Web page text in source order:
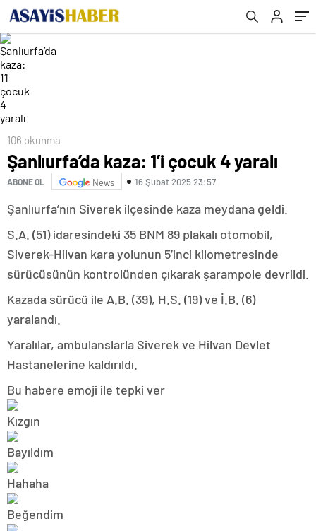
106 okunma
Şanlıurfa’da kaza: 1’i çocuk 4 yaralı
ABONE OL News 16 Şubat 2025 23:57
Şanlıurfa’nın Siverek ilçesinde kaza meydana geldi.
S.A. (51) idaresindeki 35 BNM 89 plakalı otomobil,
Siverek-Hilvan kara yolunun 5’inci kilometresinde
sürücüsünün kontrolünden çıkarak şarampole devrildi.
Kazada sürücü ile A.B. (39), H.S. (19) ve İ.B. (6)
yaralandı.
Yaralılar, ambulanslarla Siverek ve Hilvan Devlet
Hastanelerine kaldırıldı.
Bu habere emoji ile tepki ver